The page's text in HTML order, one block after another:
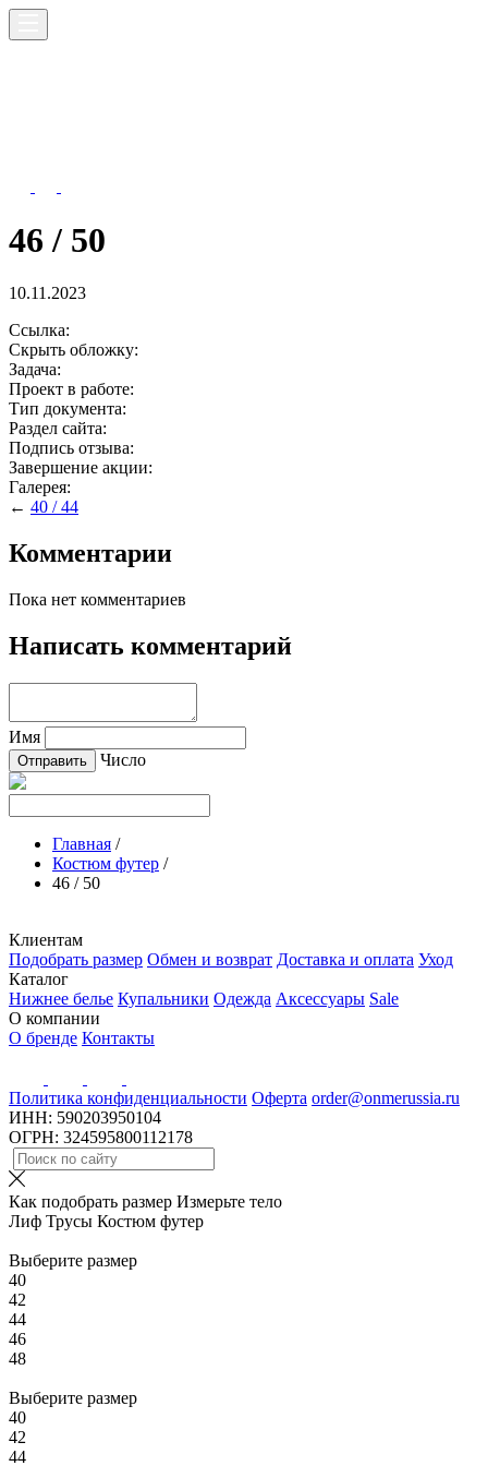
46 / 50
10.11.2023
Ссылка:
Скрыть обложку:
Задача:
Проект в работе:
Тип документа:
Раздел сайта:
Подпись отзыва:
Завершение акции:
Галерея:
← 40 / 44
Комментарии
Пока нет комментариев
Написать комментарий
Имя
Число
Главная /
Костюм футер /
46 / 50
Клиентам
Подобрать размер Обмен и возврат Доставка и оплата Уход
Каталог
Нижнее белье Купальники Одежда Аксессуары Sale
О компании
О бренде Контакты
Политика конфиденциальности Оферта order@onmerussia.ru
ИНН: 590203950104
ОГРН: 324595800112178
Как подобрать размер Измерьте тело
Лиф Трусы Костюм футер
Выберите размер
40
42
44
46
48
Выберите размер
40
42
44